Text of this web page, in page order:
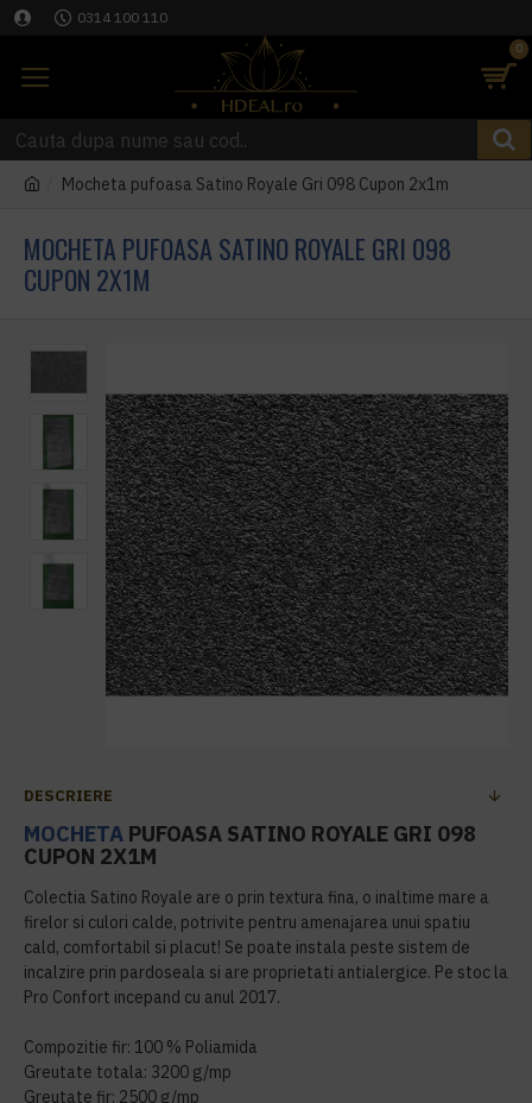
0314 100 110
0
Mocheta pufoasa Satino Royale Gri 098 Cupon 2x1m
MOCHETA PUFOASA SATINO ROYALE GRI 098
CUPON 2X1M
DESCRIERE
MOCHETA PUFOASA SATINO ROYALE GRI 098
CUPON 2X1M
Colectia Satino Royale are o prin textura fina, o inaltime mare a
firelor si culori calde, potrivite pentru amenajarea unui spatiu
cald, comfortabil si placut! Se poate instala peste sistem de
incalzire prin pardoseala si are proprietati antialergice. Pe stoc la
Pro Confort incepand cu anul 2017.
Compozitie fir: 100 % Poliamida
Greutate totala: 3200 g/mp
Greutate fir: 2500 g/mp